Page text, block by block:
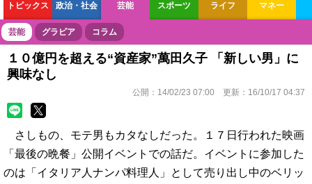
トピックス 政治・社会 芸能 スポーツ ライフ マネー
ボートレース 競輪 オートレース
芸能 グラビア コラム
１０億円を超える“資産家”萬田久子 「新しい男」に
興味なし
公開： 14/02/23 07:00 更新： 16/10/17 04:37
さしもの、モテ男もカタなしだった。１７日行われた映画
「最後の晩餐」公開イベントでの話だ。イベントに参加した
のは「イタリア人ナンパ料理人」として売り出し中のベリッ